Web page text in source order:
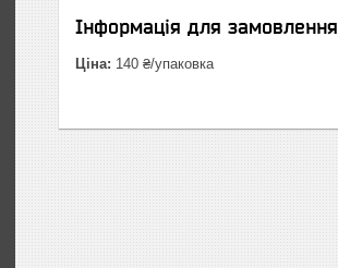
Інформація для замовлення
Ціна: 140 ₴/упаковка